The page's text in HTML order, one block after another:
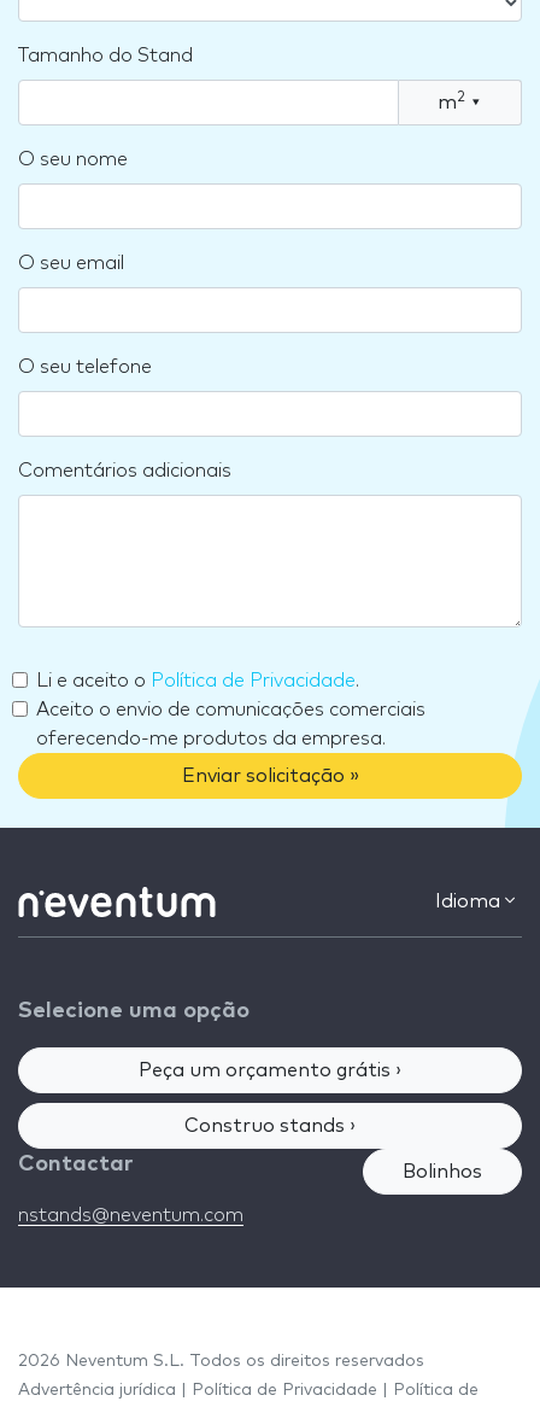
Tamanho do Stand
m2 ▾
O seu nome
O seu email
O seu telefone
Comentários adicionais
Li e aceito o Política de Privacidade.
Aceito o envio de comunicações comerciais
oferecendo-me produtos da empresa.
Enviar solicitação »
Idioma
Selecione uma opção
Peça um orçamento grátis ›
Construo stands ›
Contactar
nstands@neventum.com
Bolinhos
2026 Neventum S.L. Todos os direitos reservados
Advertência jurídica
Política de Privacidade Política de